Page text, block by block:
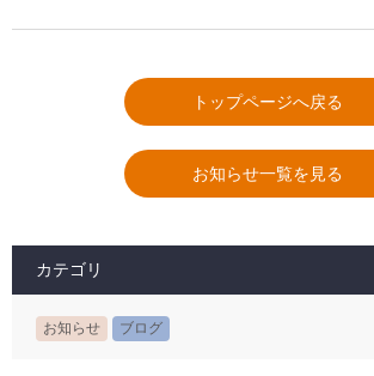
トップページへ戻る
お知らせ一覧を見る
カテゴリ
お知らせ ブログ